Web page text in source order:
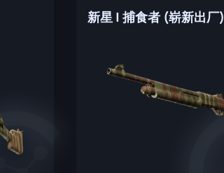
新星 | 捕食者 (崭新出厂)